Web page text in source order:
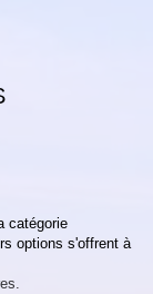
catégorie
options s'offrent à